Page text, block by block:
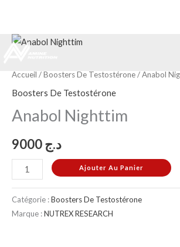
Aller
contenu
Accueil /Boosters De Testostérone/ Anabol
Boosters De Testostérone
Anabol Nighttim
د.ج
quantité
Anabol
Nighttim
Ajouter Au Panier
Catégorie :Boosters De Testostérone
Marque :NUTREX RESEARCH